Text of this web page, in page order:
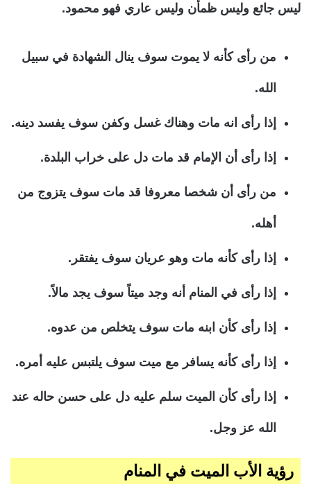
ليس جائع وليس ظمأن وليس عاري فهو محمود.
من رأى كأنه لا يموت سوف ينال الشهادة في سبيل
الله.
إذا رأى انه مات وهناك غسل وكفن سوف يفسد دينه.
إذا رأى أن الإمام قد مات دل على خراب البلدة.
من رأى أن شخصا معروفا قد مات سوف يتزوج من
أهله.
إذا رأى كأنه مات وهو عريان سوف يفتقر.
إذا رأى في المنام أنه وجد ميتاً سوف يجد مالاً.
إذا رأى كأن ابنه مات سوف يتخلص من عدوه.
إذا رأى كأنه يسافر مع ميت سوف يلتبس عليه أمره.
إذا رأى كأن الميت سلم عليه دل على حسن حاله عند
الله عز وجل.
رؤية الأب الميت في المنام